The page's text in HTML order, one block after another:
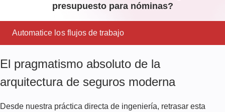
presupuesto para nóminas?
Automatice los flujos de trabajo
El pragmatismo absoluto de la
arquitectura de seguros moderna
Desde nuestra práctica directa de ingeniería, retrasar esta